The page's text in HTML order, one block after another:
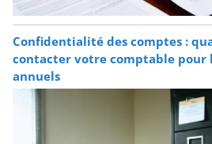
Confidentialité des comptes :
contacter votre comptable pour
annuels